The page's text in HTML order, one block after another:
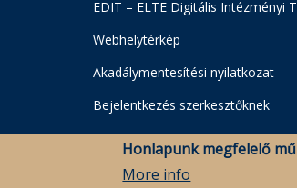
EDIT – ELTE Digitális Intézményi
Webhelytérkép
Akadálymentesítési nyilatkozat
Bejelentkezés szerkesztőknek
Honlapunk megfelelő
More info